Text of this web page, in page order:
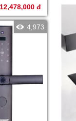
12,478,000 đ
4,973